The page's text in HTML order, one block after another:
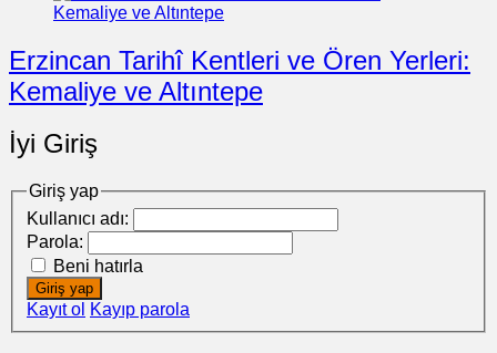
Erzincan Tarihî Kentleri ve Ören Yerleri:
Kemaliye ve Altıntepe
İyi Giriş
Giriş yap
Kullanıcı adı:
Parola:
Beni hatırla
Giriş yap
Kayıt ol Kayıp parola